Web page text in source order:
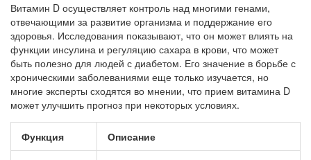
Витамин D осуществляет контроль над многими генами,
отвечающими за развитие организма и поддержание его
здоровья. Исследования показывают, что он может влиять на
функции инсулина и регуляцию сахара в крови, что может
быть полезно для людей с диабетом. Его значение в борьбе с
хроническими заболеваниями еще только изучается, но
многие эксперты сходятся во мнении, что прием витамина D
может улучшить прогноз при некоторых условиях.
Функция Описание